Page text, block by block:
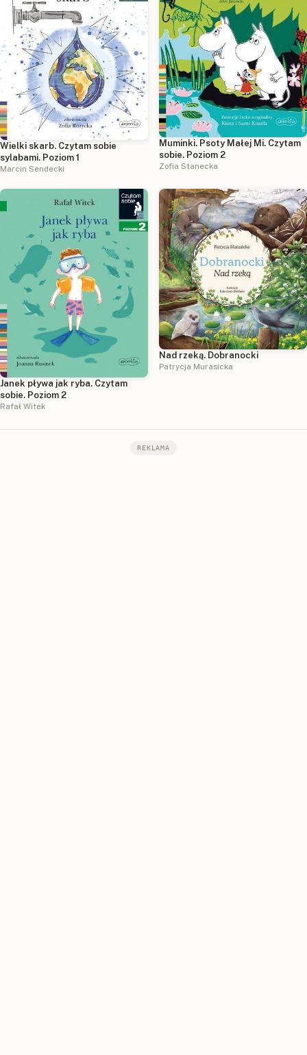
Wielki skarb. Czytam sobie
sylabami. Poziom 1
Marcin Sendecki
Muminki. Psoty Małej Mi. Czytam
sobie. Poziom 2
Zofia Stanecka
Janek pływa jak ryba. Czytam
sobie. Poziom 2
Rafał Witek
Nad rzeką. Dobranocki
Patrycja Murasicka
REKLAMA